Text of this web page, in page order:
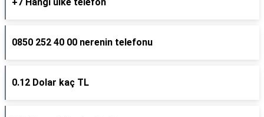
0850 252 40 00 nerenin telefonu
0.12 Dolar kaç TL